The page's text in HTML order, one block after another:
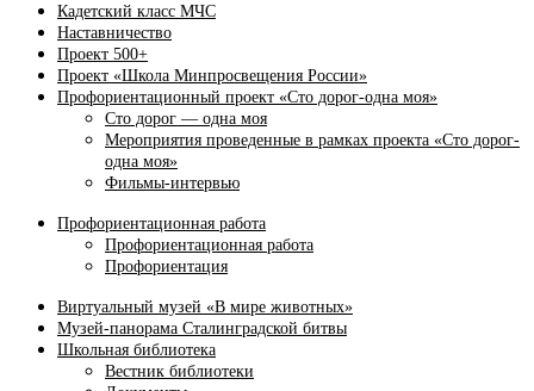
Кадетский класс МЧС
Наставничество
Проект 500+
Проект «Школа Минпросвещения России»
Профориентационный проект «Сто дорог-одна моя»
Сто дорог — одна моя
Мероприятия проведенные в рамках проекта «Сто дорог-
одна моя»
Фильмы-интервью
Профориентационная работа
Профориентационная работа
Профориентация
Виртуальный музей «В мире животных»
Музей-панорама Сталинградской битвы
Школьная библиотека
Вестник библиотеки